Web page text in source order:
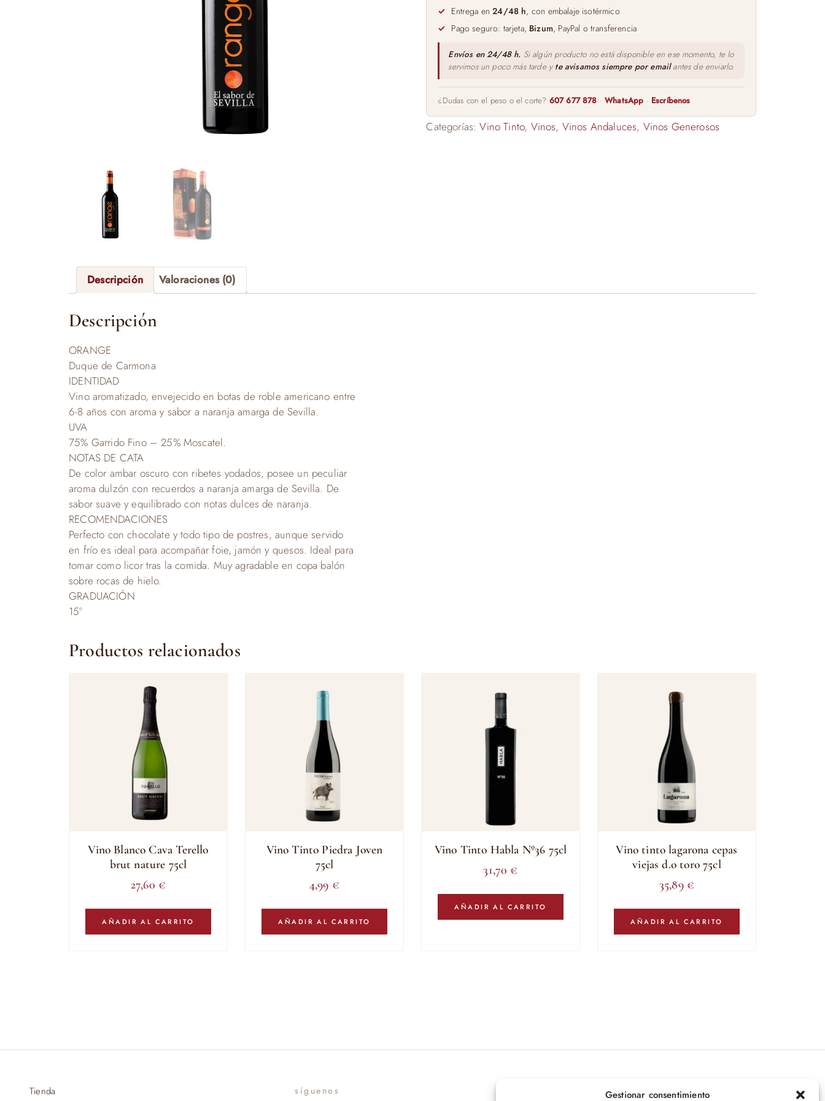
Gestionar consentimiento
Carmona
75cl
Bodegas
Góngora
cantidad
Entrega en24/48 h, con embalaje isotérmico
Pago seguro: tarjeta, Bizum, PayPal o transferencia
Envíos en 24/48 h. Si algún producto no está disponible en ese momento, te lo
servimos un poco más tarde y te avisamos siempre por emailantes de enviarlo.
¿Dudas con el peso o el corte? 607 677 878 ·WhatsApp · Escríbenos
Categorías:Vino Tinto, Vinos, Vinos Andaluces, Vinos Generosos
Descripción Valoraciones (0)
Descripción
ORANGE
Duque de Carmona
IDENTIDAD
Vino aromatizado, envejecido en botas de roble americano entre
6-8 años con aroma y sabor a naranja amarga de Sevilla.
UVA
75% Garrido Fino – 25% Moscatel.
NOTAS DE CATA
De color ambar oscuro con ribetes yodados, posee un peculiar
aroma dulzón con recuerdos a naranja amarga de Sevilla. De
sabor suave y equilibrado con notas dulces de naranja.
RECOMENDACIONES
Perfecto con chocolate y todo tipo de postres, aunque servido
en frío es ideal para acompañar foie, jamón y quesos. Ideal para
tomar como licor tras la comida. Muy agradable en copa balón
sobre rocas de hielo.
GRADUACIÓN
15º
Productos relacionados
Vino Blanco Cava Terello
brut nature 75cl
27,60 €
AÑADIR AL CARRITO
Vino Tinto Piedra Joven
75cl
4,99 €
AÑADIR AL CARRITO
Vino Tinto Habla Nº36 75cl
31,70 €
AÑADIR AL CARRITO
Vino tinto lagarona cepas
viejas d.o toro 75cl
35,89 €
AÑADIR AL CARRITO
Tienda
síguenos suscríbete a nuestras novedades